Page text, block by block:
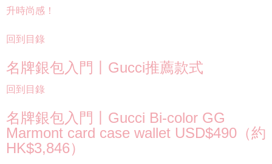
升時尚感！
回到目錄
名牌銀包入門丨Gucci推薦款式
回到目錄
名牌銀包入門丨Gucci Bi-color GG
Marmont card case wallet USD$490（約
HK$3,846）